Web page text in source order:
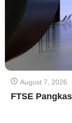
August 7, 2026
FTSE